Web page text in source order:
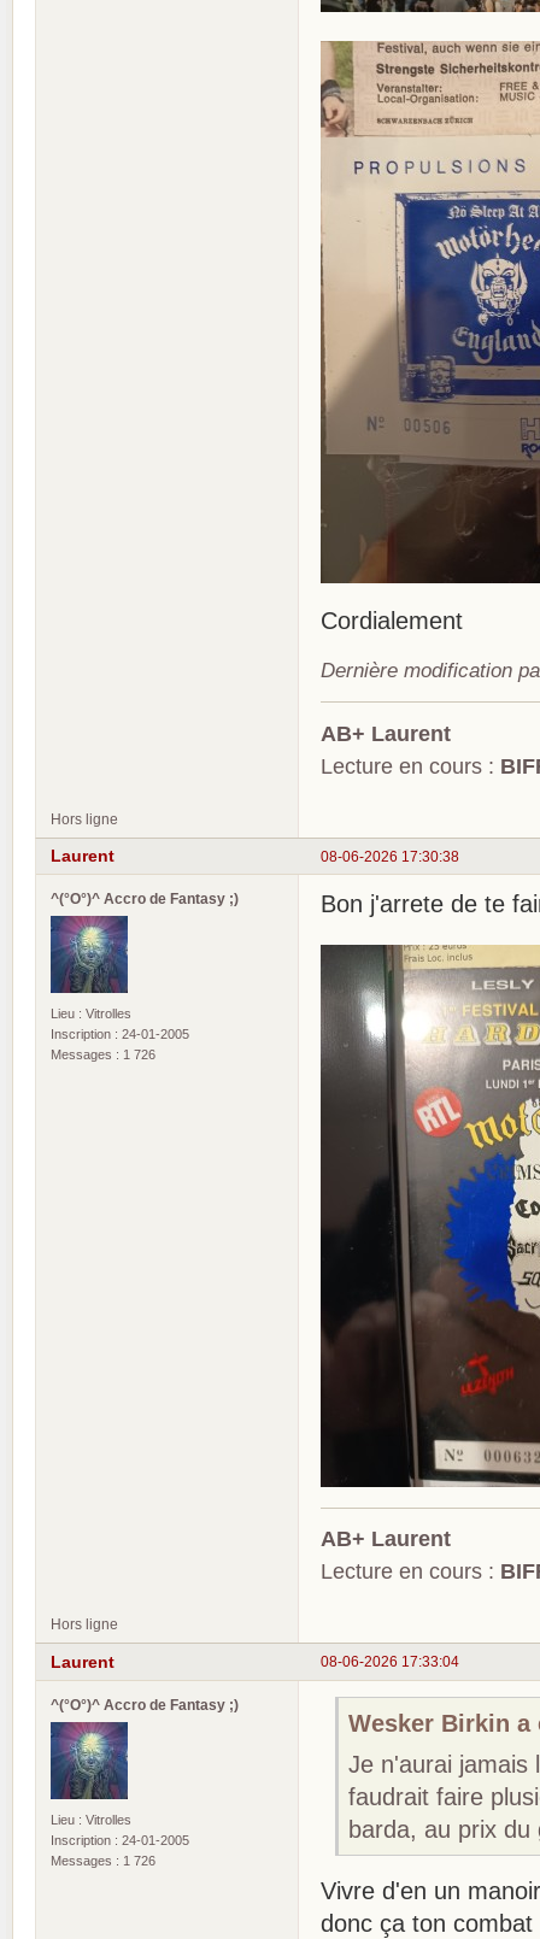
Cordialement
Dernière modification
AB+ Laurent
Lecture en cours :
Hors ligne
08-06-2026 17:30:38
Laurent
^(°O°)^ Accro de Fantasy ;)
Lieu : Vitrolles
Inscription : 24-01-2005
Messages : 1 726
Bon j'arrete de te
AB+ Laurent
Lecture en cours :
Hors ligne
08-06-2026 17:33:04
Laurent
^(°O°)^ Accro de Fantasy ;)
Lieu : Vitrolles
Inscription : 24-01-2005
Messages : 1 726
Wesker Birkin a
Je n'aurai jamais
faudrait faire
barda, au prix
Vivre d'en un
donc ça ton combat